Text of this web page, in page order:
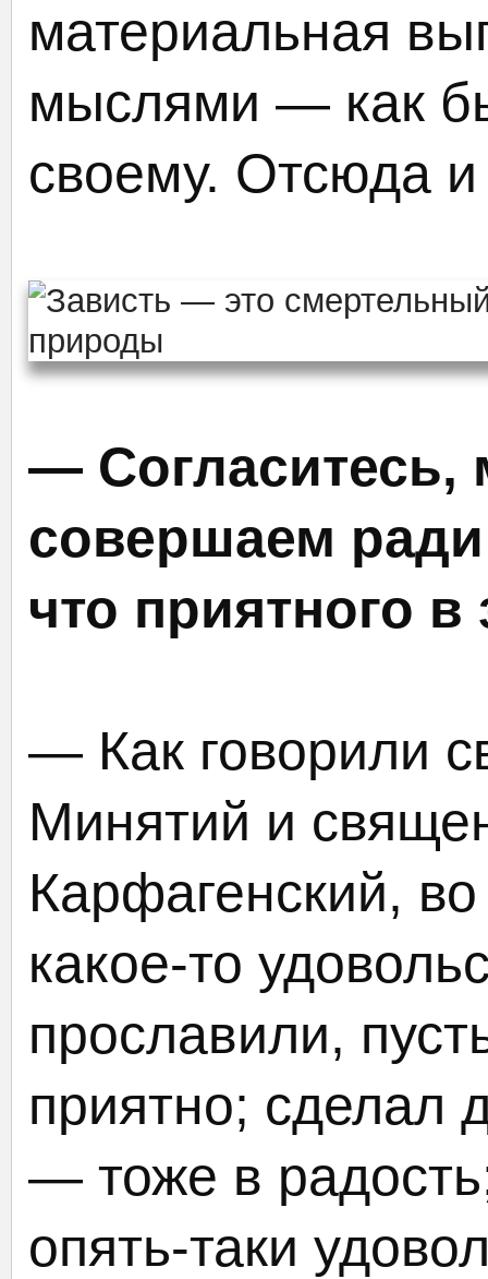
материальная
мыслями — как
своему. Отсюда и
— Согласитесь,
совершаем
что приятного в
— Как говорили
Минятий и
Карфагенский, во
какое-то
прославили,
приятно; сделал
— тоже в
опять-таки